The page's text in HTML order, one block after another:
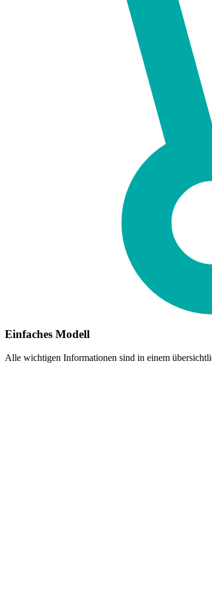
Einfaches Modell
Alle wichtigen Informationen sind in einem